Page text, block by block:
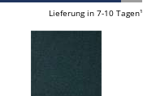
Lieferung in 7-10 Tagen¹